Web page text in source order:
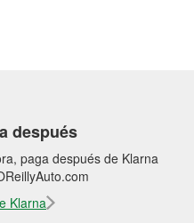
después
paga después de Klarna
Klarna